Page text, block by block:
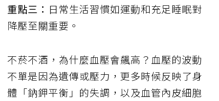
重點三： 日常生活習慣如運動和充足睡眠對
降壓至關重要。
不菸不酒，為什麼血壓會飆高？血壓的波動
不單是因為遺傳或壓力，更多時候反映了身
體「鈉鉀平衡」的失調，以及血管內皮細胞